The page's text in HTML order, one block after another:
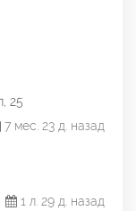
25
7 мес. 23 д. назад
1 л. 29 д. назад